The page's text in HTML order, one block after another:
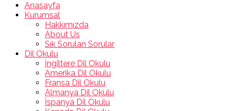
Anasayfa
Kurumsal
Hakkımızda
About Us
Sık Sorulan Sorular
Dil Okulu
İngiltere Dil Okulu
Amerika Dil Okulu
Fransa Dil Okulu
Almanya Dil Okulu
İspanya Dil Okulu